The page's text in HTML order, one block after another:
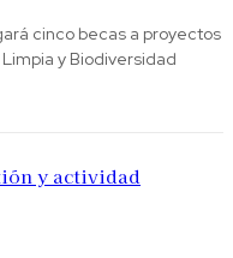
cinco becas a proyectos
de Ciencias de Datos e IA, Tecnología Limpia y Biodiversidad
y actividad